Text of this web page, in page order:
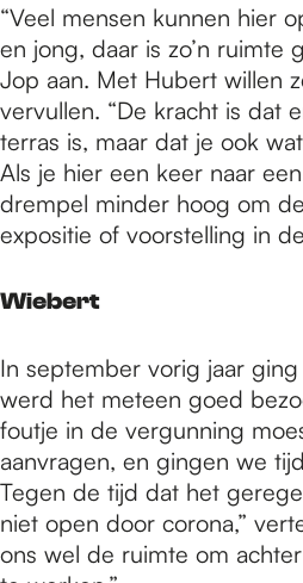
“Veel mensen kunnen hier
en jong, daar is zo’n ruimte
Jop aan. Met Hubert willen
vervullen. “De kracht is dat
terras is, maar dat je ook
Als je hier een keer naar
drempel minder hoog om
expositie of voorstelling in
Wiebert
In september vorig jaar
werd het meteen goed
foutje in de vergunning
aanvragen, en gingen we
Tegen de tijd dat het
niet open door corona,”
ons wel de ruimte om